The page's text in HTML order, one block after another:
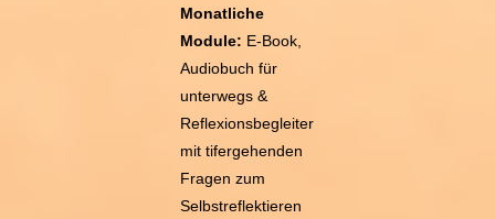
Monatliche
Module: E-Book,
Audiobuch für
unterwegs &
Reflexionsbegleiter
mit tifergehenden
Fragen zum
Selbstreflektieren